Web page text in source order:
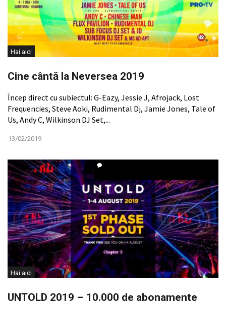
Hai aici
Cine cântă la Neversea 2019
Încep direct cu subiectul: G-Eazy, Jessie J, Afrojack, Lost
Frequencies, Steve Aoki, Rudimental Dj, Jamie Jones, Tale of
Us, Andy C, Wilkinson DJ Set,...
13/02/2019
Hai aici
UNTOLD 2019 – 10.000 de abonamente